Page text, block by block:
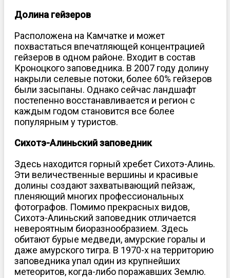
Долина гейзеров
Расположена на Камчатке и может
похвастаться впечатляющей концентрацией
гейзеров в одном районе. Входит в состав
Кроноцкого заповедника. В 2007 году долину
накрыли селевые потоки, более 60% гейзеров
были засыпаны. Однако сейчас ландшафт
постепенно восстанавливается и регион с
каждым годом становится все более
популярным у туристов.
Сихотэ-Алиньский заповедник
Здесь находится горный хребет Сихотэ-Алинь.
Эти величественные вершины и красивые
долины создают захватывающий пейзаж,
пленяющий многих профессиональных
фотографов. Помимо прекрасных видов,
Сихотэ-Алиньский заповедник отличается
невероятным биоразнообразием. Здесь
обитают бурые медведи, амурские горалы и
даже амурского тигра. В 1970-х на территорию
заповедника упал один из крупнейших
метеоритов, когда-либо поражавших Землю.